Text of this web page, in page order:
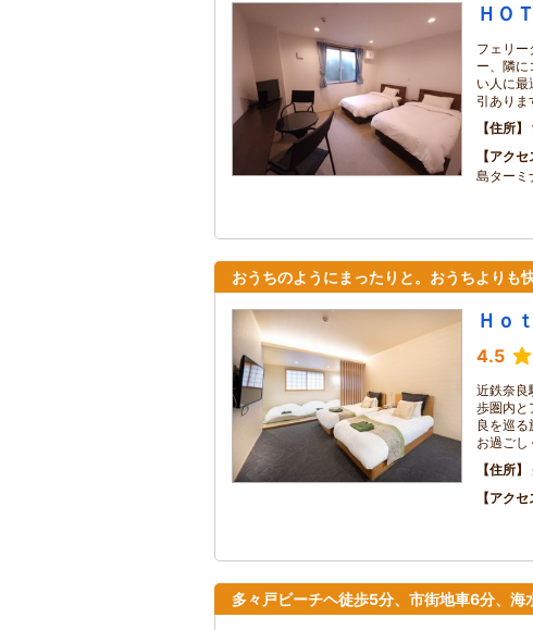
ＨＯ
フェリ
ー、隣に
い人に最
引ありま
住所
アクセ
島ターミ
おうちのようにまったりと。おうちよりも快
Ｈｏ
4.5
近鉄奈良
歩圏内と
良を巡
お過ごし
住所
アクセ
多々戸ビーチヘ徒歩5分、市街地車6分、海